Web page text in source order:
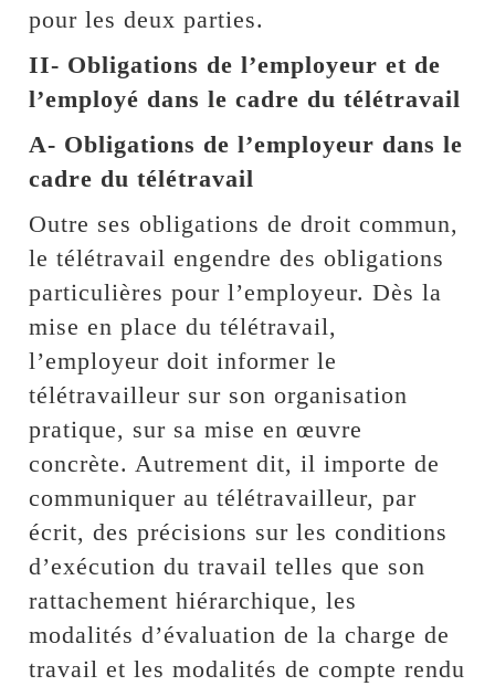
pour les deux parties.
II- Obligations de l’employeur et de
l’employé dans le cadre du télétravail
A- Obligations de l’employeur dans le
cadre du télétravail
Outre ses obligations de droit commun,
le télétravail engendre des obligations
particulières pour l’employeur. Dès la
mise en place du télétravail,
l’employeur doit informer le
télétravailleur sur son organisation
pratique, sur sa mise en œuvre
concrète. Autrement dit, il importe de
communiquer au télétravailleur, par
écrit, des précisions sur les conditions
d’exécution du travail telles que son
rattachement hiérarchique, les
modalités d’évaluation de la charge de
travail et les modalités de compte rendu